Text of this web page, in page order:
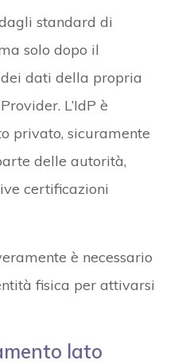
standard di
solo dopo il
dati della propria
L’IdP è
privato, sicuramente
delle autorità,
certificazioni
è necessario
fisica per attivarsi
lato